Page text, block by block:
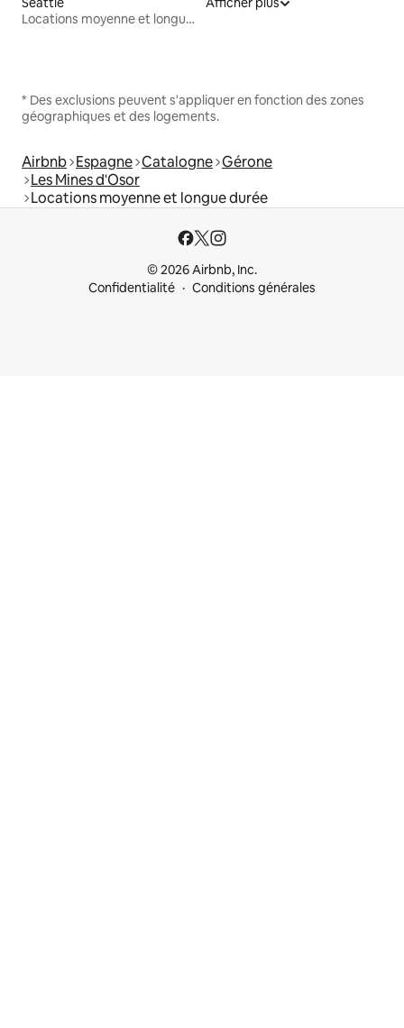
Locations moyenne et longue durée
* Des exclusions peuvent s'appliquer en fonction des zones
géographiques et des logements.
Airbnb Espagne Catalogne Gérone
Les Mines d'Osor
Locations moyenne et longue durée
© 2026 Airbnb, Inc.
Confidentialité
Conditions générales